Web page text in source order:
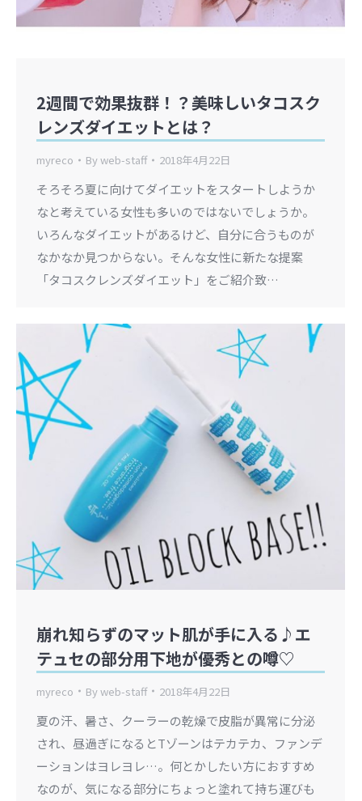
2週間で効果抜群！？美味しいタコスク
レンズダイエットとは？
myreco Byweb-staff 2018年4月22日
そろそろ夏に向けてダイエットをスタートしようか
なと考えている女性も多いのではないでしょうか。
いろんなダイエットがあるけど、自分に合うものが
なかなか見つからない。そんな女性に新たな提案
「タコスクレンズダイエット」をご紹介致…
崩れ知らずのマット肌が手に入る♪エ
テュセの部分用下地が優秀との噂♡
myreco Byweb-staff 2018年4月22日
夏の汗、暑さ、クーラーの乾燥で皮脂が異常に分泌
され、昼過ぎになるとTゾーンはテカテカ、ファンデ
ーションはヨレヨレ…。何とかしたい方におすすめ
なのが、気になる部分にちょっと塗れて持ち運びも